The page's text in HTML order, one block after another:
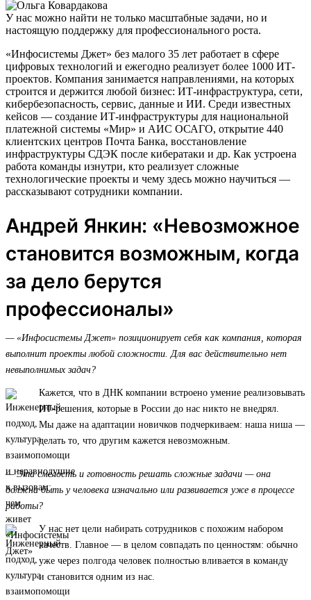
У нас можно найти не только масштабные задачи, но и
настоящую поддержку для профессионального роста.
«Инфосистемы Джет» без малого 35 лет работает в сфере
цифровых технологий и ежегодно реализует более 1000 ИТ-
проектов. Компания занимается направлениями, на которых
строится и держится любой бизнес: ИТ-инфраструктура, сети,
кибербезопасность, сервис, данные и ИИ. Среди известных
кейсов — создание ИТ-инфраструктуры для национальной
платежной системы «Мир» и АИС ОСАГО, открытие 440
клиентских центров Почта Банка, восстановление
инфраструктуры СДЭК после кибератаки и др. Как устроена
работа команды изнутри, кто реализует сложные
технологические проекты и чему здесь можно научиться —
рассказывают сотрудники компании.
Андрей Янкин: «Невозможное
становится возможным, когда
за дело берутся
профессионалы»
— «Инфосистемы Джет» позиционирует себя как компания, которая
выполнит проекты любой сложности. Для вас действительно нет
невыполнимых задач?
Кажется, что в ДНК компании встроено умение реализовывать
ИТ-решения, которые в России до нас никто не внедрял.
Мы даже на адаптации новичков подчеркиваем: наша ниша —
делать то, что другим кажется невозможным.
— Эта смелость и готовность решать сложные задачи — она
должна быть у человека изначально или развивается уже в процессе
работы?
У нас нет цели набирать сотрудников с похожим набором
качеств. Главное — в целом совпадать по ценностям: обычно
уже через полгода человек полностью вливается в команду
и становится одним из нас.